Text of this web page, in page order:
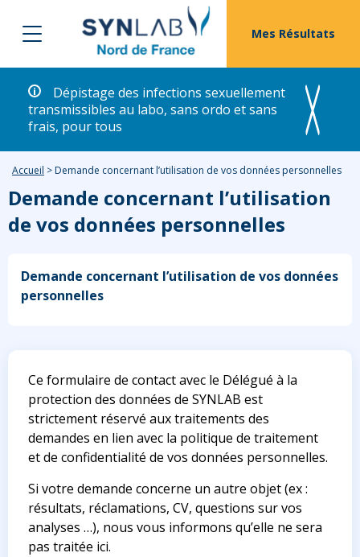
Mes Résultats
Dépistage des infections sexuellement
transmissibles au labo, sans ordo et sans
frais, pour tous
Accueil > Demande concernant l’utilisation de vos données personnelles
Demande concernant l’utilisation
de vos données personnelles
Demande concernant l’utilisation de vos données
personnelles
Ce formulaire de contact avec le Délégué à la
protection des données de SYNLAB est
strictement réservé aux traitements des
demandes en lien avec la politique de traitement
et de confidentialité de vos données personnelles.
Si votre demande concerne un autre objet (ex :
résultats, réclamations, CV, questions sur vos
analyses …), nous vous informons qu’elle ne sera
pas traitée ici.